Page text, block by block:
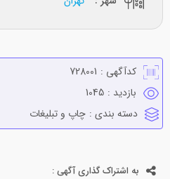
کدآگهی : 728001
بازدید : 1045
دسته بندی : چاپ و تبليغات
به اشتراک گذاری آگهی :